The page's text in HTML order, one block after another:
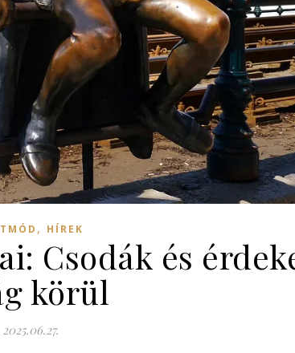
, HÍREK
Csodák és
körül
2025.06.27.